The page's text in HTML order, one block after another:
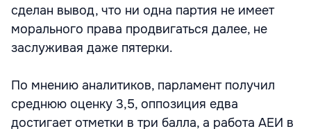
сделан вывод, что ни одна партия не имеет
морального права продвигаться далее, не
заслуживая даже пятерки.
По мнению аналитиков, парламент получил
среднюю оценку 3,5, оппозиция едва
достигает отметки в три балла, а работа АЕИ в